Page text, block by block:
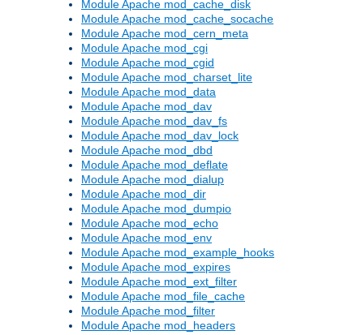
Module Apache mod_cache_disk
Module Apache mod_cache_socache
Module Apache mod_cern_meta
Module Apache mod_cgi
Module Apache mod_cgid
Module Apache mod_charset_lite
Module Apache mod_data
Module Apache mod_dav
Module Apache mod_dav_fs
Module Apache mod_dav_lock
Module Apache mod_dbd
Module Apache mod_deflate
Module Apache mod_dialup
Module Apache mod_dir
Module Apache mod_dumpio
Module Apache mod_echo
Module Apache mod_env
Module Apache mod_example_hooks
Module Apache mod_expires
Module Apache mod_ext_filter
Module Apache mod_file_cache
Module Apache mod_filter
Module Apache mod_headers